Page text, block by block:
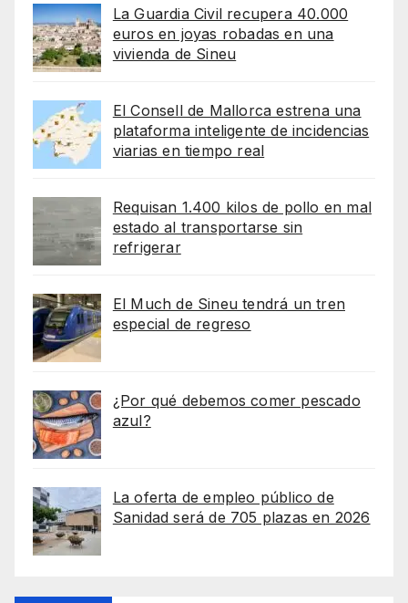
La Guardia Civil recupera 40.000
euros en joyas robadas en una
vivienda de Sineu
El Consell de Mallorca estrena una
plataforma inteligente de incidencias
viarias en tiempo real
Requisan 1.400 kilos de pollo en mal
estado al transportarse sin
refrigerar
El Much de Sineu tendrá un tren
especial de regreso
¿Por qué debemos comer pescado
azul?
La oferta de empleo público de
Sanidad será de 705 plazas en 2026